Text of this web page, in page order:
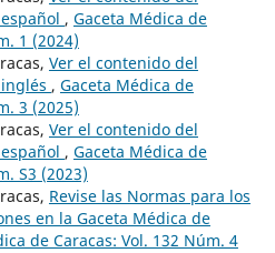
, Gaceta Médica de
1 (2024)
Ver el contenido del
, Gaceta Médica de
3 (2025)
Ver el contenido del
, Gaceta Médica de
S3 (2023)
Revise las Normas para los
en la Gaceta Médica de
de Caracas: Vol. 132 Núm. 4